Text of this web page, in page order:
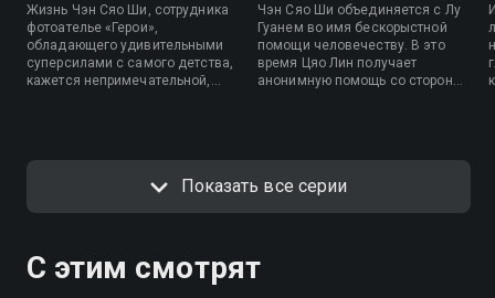
Жизнь Чэн Сяо Ши, сотрудника
фотоателье «Герои»‎,
обладающего удивительными
суперсилами с самого детства,
кажется непримечательной,
свои способности в борьбе с
несправедливостью. Их
генерального директора крупной
игровой компании.
Чэн Сяо Ши объединяется с Лу
Гуанем во имя бескорыстной
помощи человечеству. В это
время Цяо Лин получает
анонимную помощь со стороны
Показать все серии
С этим смотрят